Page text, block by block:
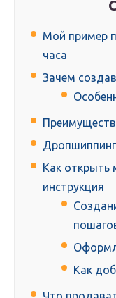
Мой пример
часа
Зачем
Как открыть
инструкция
Как